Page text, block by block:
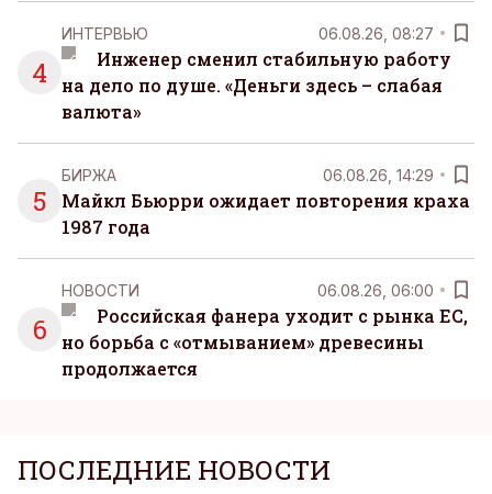
4
ИНТЕРВЬЮ 06.08.26, 08:27
Инженер сменил стабильную работу
на дело по душе. «Деньги здесь – слабая
валюта»
5
БИРЖА 06.08.26, 14:29
Майкл Бьюрри ожидает повторения краха
1987 года
6
НОВОСТИ 06.08.26, 06:00
Российская фанера уходит с рынка ЕС,
но борьба с «отмыванием» древесины
продолжается
ПОСЛЕДНИЕ НОВОСТИ